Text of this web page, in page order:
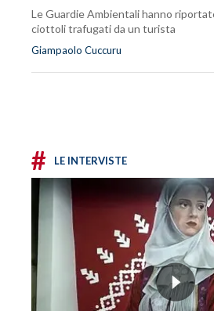
Le Guardie Ambientali hanno
ciottoli trafugati da un turista
Giampaolo Cuccuru
# LE INTERVISTE